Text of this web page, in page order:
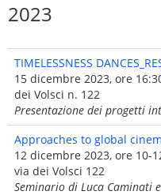
2023
TIMELESSNESS
15 dicembre 2023, ore
dei Volsci n. 122
Presentazione dei progetti
Approaches to global
12 dicembre 2023, ore 10-
via dei Volsci 122
Seminario di Luca Caminati